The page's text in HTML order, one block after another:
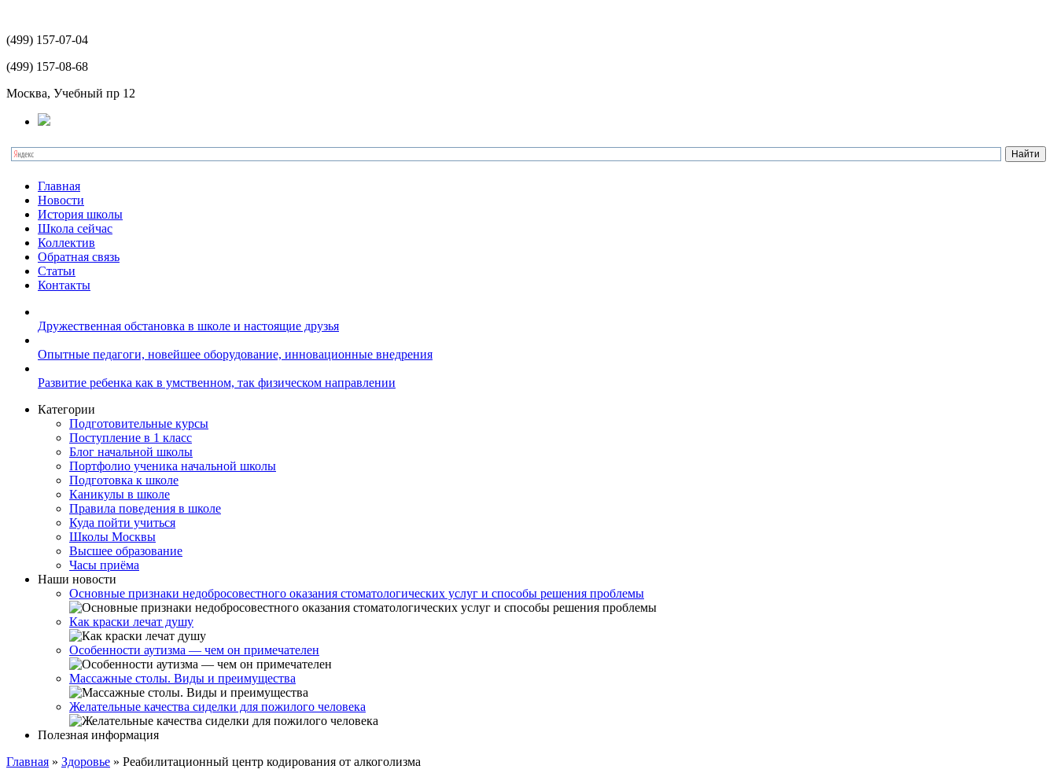
(499) 157-07-04
(499) 157-08-68
Москва, Учебный пр 12
Главная
Новости
История школы
Школа сейчас
Коллектив
Обратная связь
Статьи
Контакты
Дружественная обстановка в школе и настоящие друзья
Опытные педагоги, новейшее оборудование, инновационные внедрения
Развитие ребенка как в умственном, так физическом направлении
Категории
Подготовительные курсы
Поступление в 1 класс
Блог начальной школы
Портфолио ученика начальной школы
Подготовка к школе
Каникулы в школе
Правила поведения в школе
Куда пойти учиться
Школы Москвы
Высшее образование
Часы приёма
Наши новости
Основные признаки недобросовестного оказания стоматологических услуг и способы решения проблемы
Как краски лечат душу
Особенности аутизма — чем он примечателен
Массажные столы. Виды и преимущества
Желательные качества сиделки для пожилого человека
Полезная информация
Главная » Здоровье » Реабилитационный центр кодирования от алкоголизма